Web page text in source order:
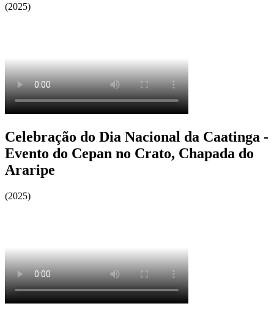
(2025)
Celebração do Dia Nacional da Caatinga -
Evento do Cepan no Crato, Chapada do
Araripe
(2025)